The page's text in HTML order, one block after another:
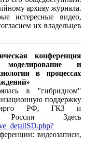
архиву журнала.
истересные видео,
их владельцев
конференция
моделирование и
в процессах
в "гибридном"
поддержку
РФ, ГКЗ и
России Здесь
видеозаписи,